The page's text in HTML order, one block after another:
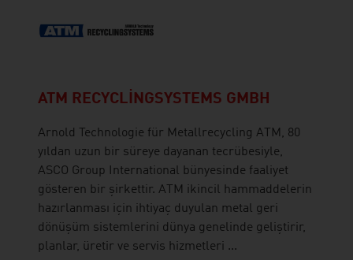
ATM RECYCLINGSYSTEMS GMBH
Arnold Technologie für Metallrecycling ATM, 80
yıldan uzun bir süreye dayanan tecrübesiyle,
ASCO Group International bünyesinde faaliyet
gösteren bir şirkettir. ATM ikincil hammaddelerin
hazırlanması için ihtiyaç duyulan metal geri
dönüşüm sistemlerini dünya genelinde geliştirir,
planlar, üretir ve servis hizmetleri ...